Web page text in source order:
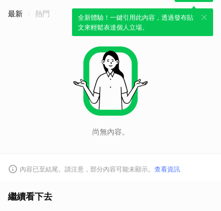
全新體驗！一鍵引用此內容，透過發布貼
文來輕鬆表達個人立場。
最新 熱門
尚無內容。
內容已至結尾。請注意，部分內容可能未顯示。 查看資訊
繼續看下去